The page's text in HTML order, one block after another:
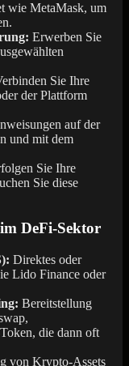
wie MetaMask, um
Erwerben Sie
Sie Ihre
der Plattform
auf der
und mit dem
Sie Ihre
Sie diese
DeFi-Sektor
Direktes oder
Lido Finance oder
Bereitstellung
die dann oft
von Krypto-Assets